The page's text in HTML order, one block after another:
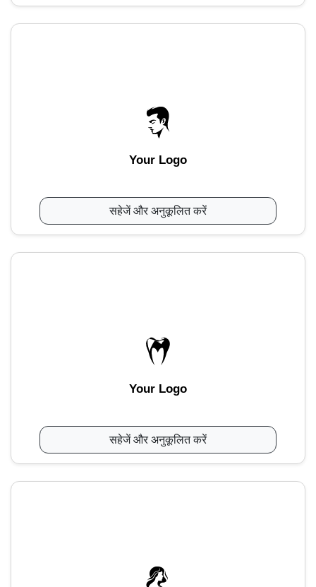
Your Logo
सहेजें और अनुकूलित करें
Your Logo
सहेजें और अनुकूलित करें